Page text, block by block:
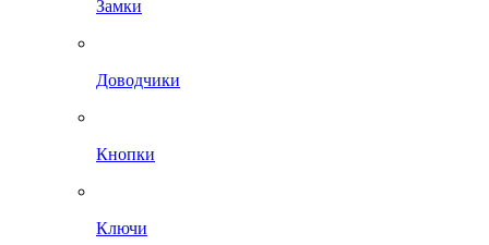
Замки
Доводчики
Кнопки
Ключи